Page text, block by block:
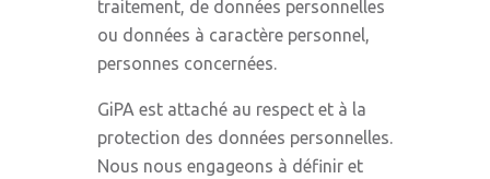
traitement, de données personnelles
ou données à caractère personnel,
personnes concernées.
GiPA est attaché au respect et à la
protection des données personnelles.
Nous nous engageons à définir et